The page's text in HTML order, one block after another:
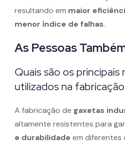
resultando em maior
menor índice de falhas.
As Pessoas
Quais são os principais
utilizados na
A fabricação de gaxetas
altamente resistentes para
e durabilidade em diferentes